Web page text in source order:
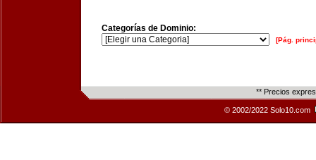
Categorías de Dominio:
[Pág.
** Precios
© 2002/2022 Solo10.com